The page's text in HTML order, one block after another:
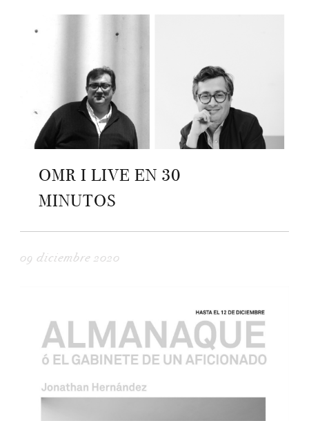
OMR I LIVE EN 30
MINUTOS
09 diciembre 2020